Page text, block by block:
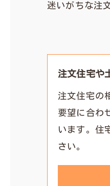
迷いがちな注
注文住宅や
注文住宅の
要望に合わ
います。住
さい。